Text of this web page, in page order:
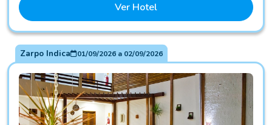
Ver Hotel
Zarpo Indica 01/09/2026a 02/09/2026